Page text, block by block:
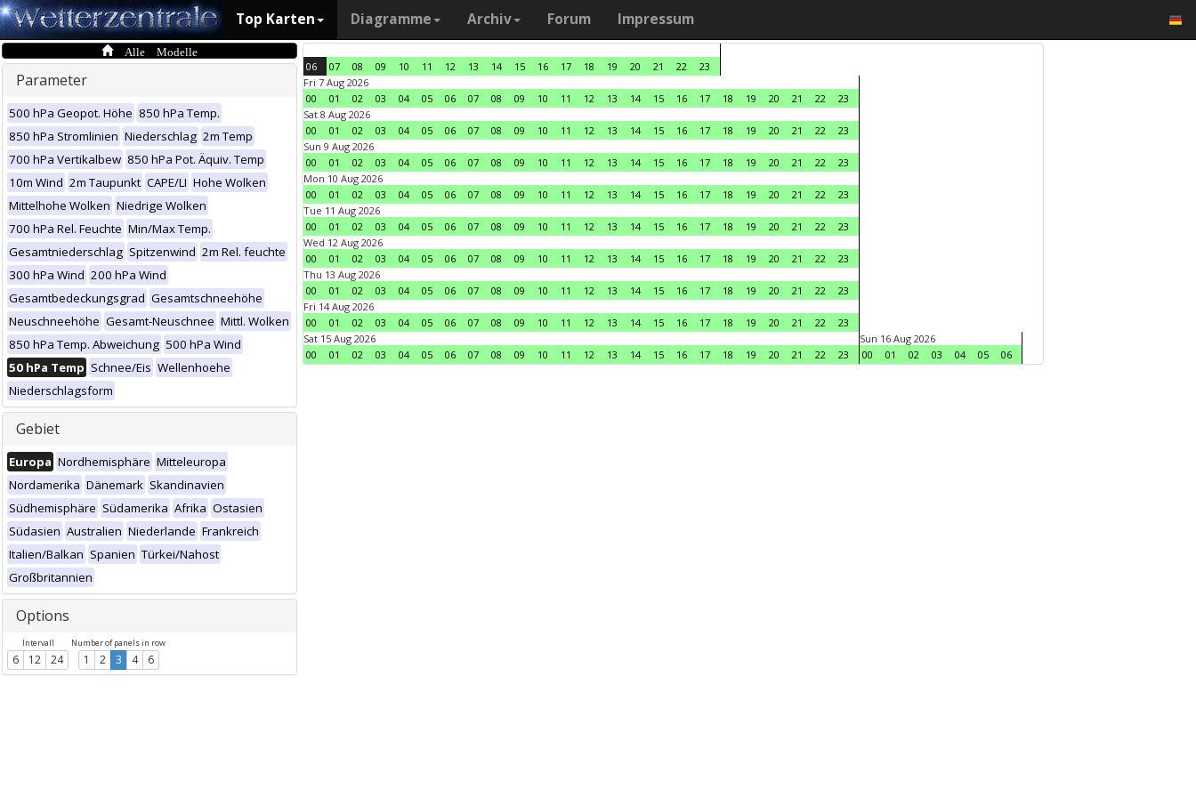
Top Karten Diagramme Archiv Forum Impressum
Alle Modelle
Parameter
500 hPa Geopot. Höhe 850 hPa Temp.
850 hPa Stromlinien Niederschlag 2m Temp
700 hPa Vertikalbew 850 hPa Pot. Äquiv. Temp
10m Wind 2m Taupunkt CAPE/LI Hohe Wolken
Mittelhohe Wolken Niedrige Wolken
700 hPa Rel. Feuchte Min/Max Temp.
Gesamtniederschlag Spitzenwind 2m Rel. feuchte
300 hPa Wind 200 hPa Wind
Gesamtbedeckungsgrad Gesamtschneehöhe
Neuschneehöhe Gesamt-Neuschnee Mittl. Wolken
850 hPa Temp. Abweichung 500 hPa Wind
50 hPa Temp Schnee/Eis Wellenhoehe
Niederschlagsform
Gebiet
Europa Nordhemisphäre Mitteleuropa
Nordamerika Dänemark Skandinavien
Südhemisphäre Südamerika Afrika Ostasien
Südasien Australien Niederlande Frankreich
Italien/Balkan Spanien Türkei/Nahost
Großbritannien
Options
Intervall
6 12 24
Number of panels in row
1 2 3 4 6
06 07 08 09 10 11 12 13 14 15 16 17 18 19 20 21 22
23
Fri 7 Aug 2026
00
01 02 03 04 05 06 07 08 09 10 11 12 13 14 15 16 17 18 19 20 21 22
23
Sat 8 Aug 2026
00
01 02 03 04 05 06 07 08 09 10 11 12 13 14 15 16 17 18 19 20 21 22
23
Sun 9 Aug 2026
00
01 02 03 04 05 06 07 08 09 10 11 12 13 14 15 16 17 18 19 20 21 22
23
Mon 10 Aug 2026
00
01 02 03 04 05 06 07 08 09 10 11 12 13 14 15 16 17 18 19 20 21 22
23
Tue 11 Aug 2026
00
01 02 03 04 05 06 07 08 09 10 11 12 13 14 15 16 17 18 19 20 21 22
23
Wed 12 Aug 2026
00
01 02 03 04 05 06 07 08 09 10 11 12 13 14 15 16 17 18 19 20 21 22
23
Thu 13 Aug 2026
00
01 02 03 04 05 06 07 08 09 10 11 12 13 14 15 16 17 18 19 20 21 22
23
Fri 14 Aug 2026
00
01 02 03 04 05 06 07 08 09 10 11 12 13 14 15 16 17 18 19 20 21 22
23
Sat 15 Aug 2026
00
01 02 03 04 05 06 07 08 09 10 11 12 13 14 15 16 17 18 19 20 21 22 23
Sun 16 Aug 2026
00
01 02 03 04 05 06